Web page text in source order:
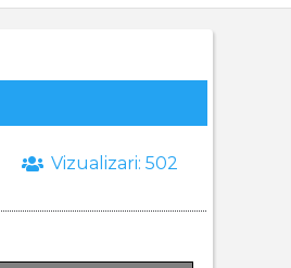
Vizualizari: 502